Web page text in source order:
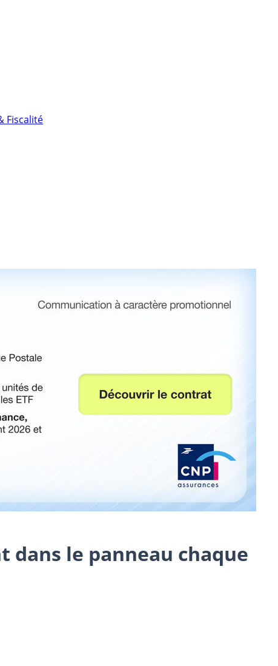
Fiscalité
le panneau chaque